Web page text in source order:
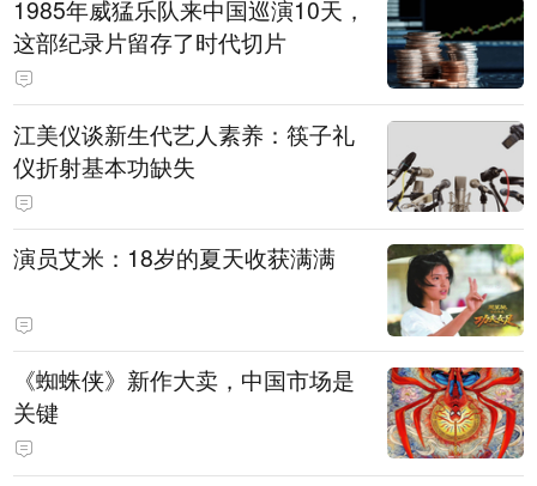
1985年威猛乐队来中国巡演10天，
这部纪录片留存了时代切片
江美仪谈新生代艺人素养：筷子礼
仪折射基本功缺失
演员艾米：18岁的夏天收获满满
《蜘蛛侠》新作大卖，中国市场是
关键